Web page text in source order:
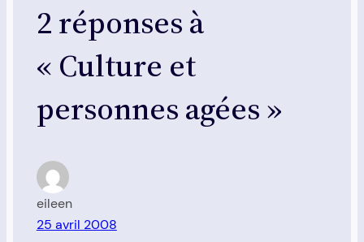
2 réponses à
« Culture et
personnes agées »
eileen
25 avril 2008